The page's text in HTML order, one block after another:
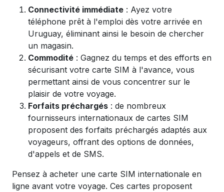
Connectivité immédiate : Ayez votre
téléphone prêt à l'emploi dès votre arrivée en
Uruguay, éliminant ainsi le besoin de chercher
un magasin.
Commodité : Gagnez du temps et des efforts en
sécurisant votre carte SIM à l'avance, vous
permettant ainsi de vous concentrer sur le
plaisir de votre voyage.
Forfaits préchargés : de nombreux
fournisseurs internationaux de cartes SIM
proposent des forfaits préchargés adaptés aux
voyageurs, offrant des options de données,
d'appels et de SMS.
Pensez à acheter une carte SIM internationale en
ligne avant votre voyage. Ces cartes proposent